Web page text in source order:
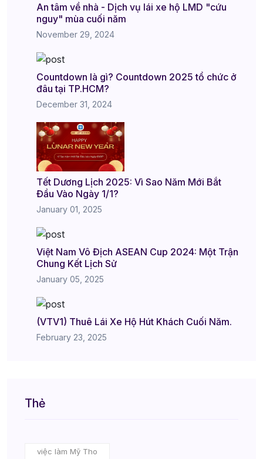
An tâm về nhà - Dịch vụ lái xe hộ LMD "cứu
nguy" mùa cuối năm
November 29, 2024
Countdown là gì? Countdown 2025 tổ chức ở
đâu tại TP.HCM?
December 31, 2024
Tết Dương Lịch 2025: Vì Sao Năm Mới Bắt
Đầu Vào Ngày 1/1?
January 01, 2025
Việt Nam Vô Địch ASEAN Cup 2024: Một Trận
Chung Kết Lịch Sử
January 05, 2025
(VTV1) Thuê Lái Xe Hộ Hút Khách Cuối Năm.
February 23, 2025
Thẻ
việc làm Mỹ Tho